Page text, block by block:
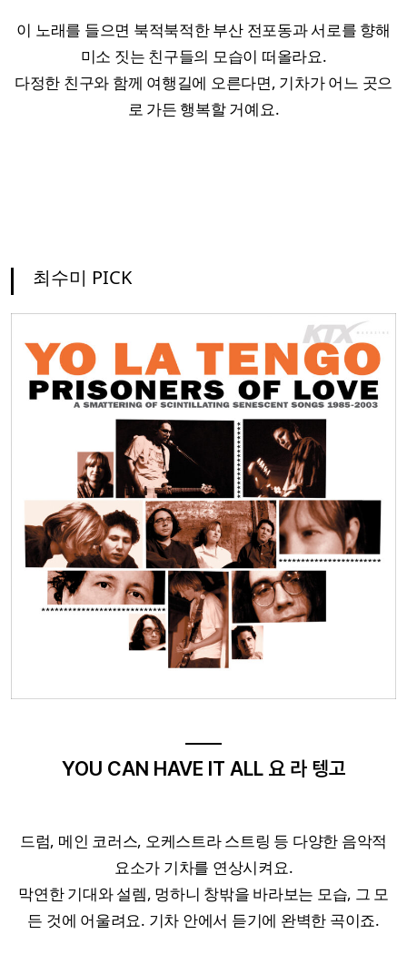
이 노래를 들으면 북적북적한 부산 전포동과 서로를 향해
미소 짓는 친구들의 모습이 떠올라요.
다정한 친구와 함께 여행길에 오른다면, 기차가 어느 곳으
로 가든 행복할 거예요.
최수미 PICK
YOU CAN HAVE IT ALL 요 라 텡고
드럼, 메인 코러스, 오케스트라 스트링 등 다양한 음악적
요소가 기차를 연상시켜요.
막연한 기대와 설렘, 멍하니 창밖을 바라보는 모습, 그 모
든 것에 어울려요. 기차 안에서 듣기에 완벽한 곡이죠.